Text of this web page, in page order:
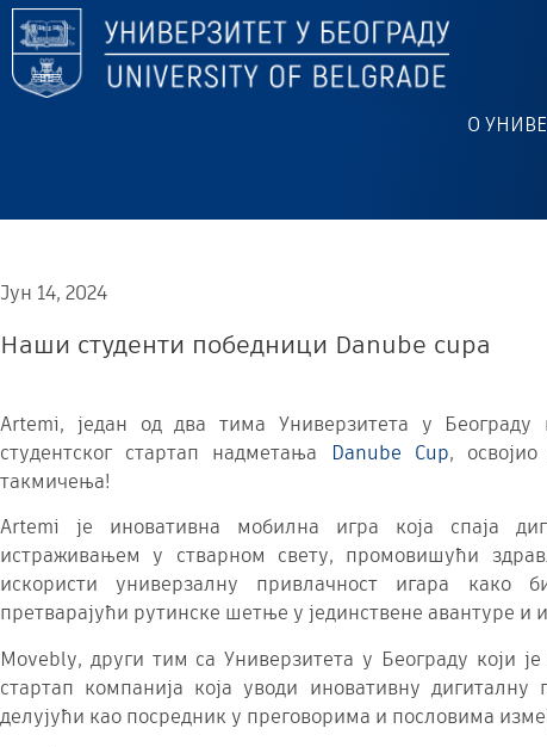
О
Јун 14, 2024
Наши студенти победници Danube cupa
Artemi, један од два тима Универзитета у
студентског стартап надметања
Danube Cup,
такмичења!
Artemi је иновативна мобилна игра која спаја
истраживањем у стварном свету, промовишући
искористи универзалну привлачност игара како
претварајући рутинске шетње у јединствене авантуре и
Movebly, други тим са Универзитета у Београду који
стартап компанија која уводи иновативну
делујући као посредник у преговорима и пословима